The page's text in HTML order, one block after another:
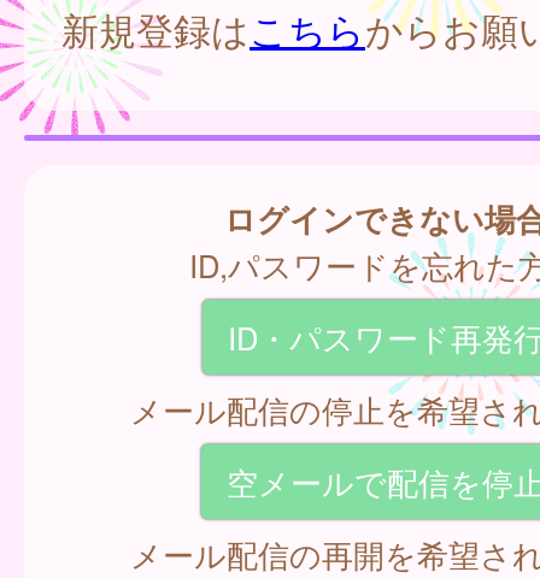
新規登録はこちらからお願
ログインできない場
ID,パスワードを忘れた
ID・パスワード再発
メール配信の停止を希望さ
空メールで配信を停
メール配信の再開を希望さ